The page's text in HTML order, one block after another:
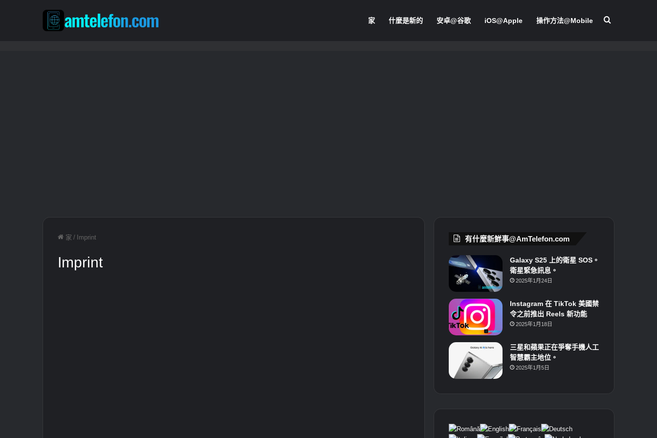
家 什麼是新的 安卓@谷歌 iOS@Apple 操作方法@Mobile
家 / Imprint
Imprint
有什麼新鮮事@AmTelefon.com
Galaxy S25 上的衛星 SOS。
衛星緊急訊息。
2025年1月24日
Instagram 在 TikTok 美國禁
令之前推出 Reels 新功能
2025年1月18日
三星和蘋果正在爭奪手機人工
智慧霸主地位。
2025年1月5日